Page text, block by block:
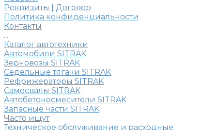
Реквизиты | Договор
Политика конфиденциальности
Контакты
...
Каталог автотехники
Автомобили SITRAK
Зерновозы SITRAK
Седельные тягачи SITRAK
Рефрижераторы SITRAK
Самосвалы SITRAK
Автобетоносмесители SITRAK
Запасные части SITRAK
Часто ищут
Техническое обслуживание и расходные